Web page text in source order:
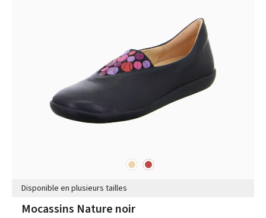
beigerouge
Disponible en plusieurs tailles
Mocassins Nature noir